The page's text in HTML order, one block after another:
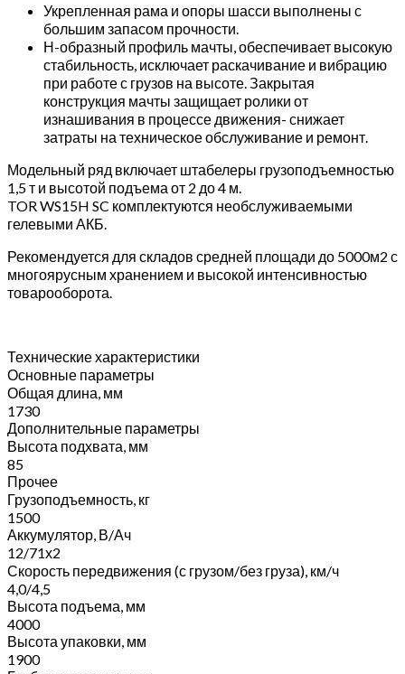
Укрепленная рама и опоры шасси выполнены с
большим запасом прочности.
Н-образный профиль мачты, обеспечивает высокую
стабильность, исключает раскачивание и вибрацию
при работе с грузов на высоте. Закрытая
конструкция мачты защищает ролики от
изнашивания в процессе движения- снижает
затраты на техническое обслуживание и ремонт.
Модельный ряд включает штабелеры грузоподъемностью
1,5 т и высотой подъема от 2 до 4 м.
TOR WS15H SC комплектуются необслуживаемыми
гелевыми АКБ.
Рекомендуется для складов средней площади до 5000м2 с
многоярусным хранением и высокой интенсивностью
товарооборота.
Технические характеристики
Основные параметры
Общая длина, мм
1730
Дополнительные параметры
Высота подхвата, мм
85
Прочее
Грузоподъемность, кг
1500
Аккумулятор, В/Ач
12/71х2
Скорость передвижения (с грузом/без груза), км/ч
4,0/4,5
Высота подъема, мм
4000
Высота упаковки, мм
1900